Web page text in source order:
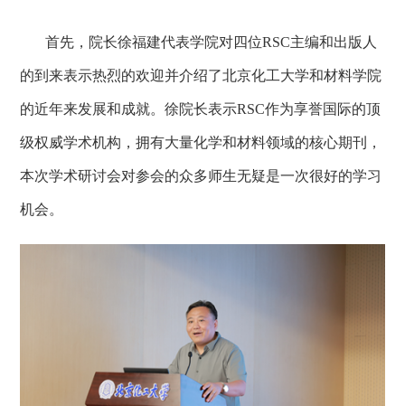
首先，院长徐福建代表学院对四位RSC主编和出版人
的到来表示热烈的欢迎并介绍了北京化工大学和材料学院
的近年来发展和成就。徐院长表示RSC作为享誉国际的顶
级权威学术机构，拥有大量化学和材料领域的核心期刊，
本次学术研讨会对参会的众多师生无疑是一次很好的学习
机会。